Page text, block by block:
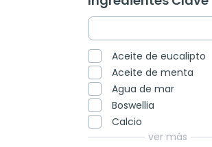
Aceite de eucalipto
Aceite de menta
Agua de mar
Boswellia
Calcio
ver más